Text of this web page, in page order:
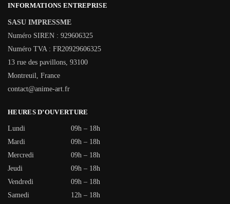
INFORMATIONS ENTREPRISE
SASU IMPRESSME
Numéro SIREN : 929606325
Numéro TVA : FR20929606325
13 rue des pavillons, 93100
Montreuil, France
contact@anime-art.fr
HEURES D’OUVERTURE
Lundi
09h – 18h
Mardi
09h – 18h
Mercredi
09h – 18h
Jeudi
09h – 18h
Vendredi
09h – 18h
Samedi
12h – 18h